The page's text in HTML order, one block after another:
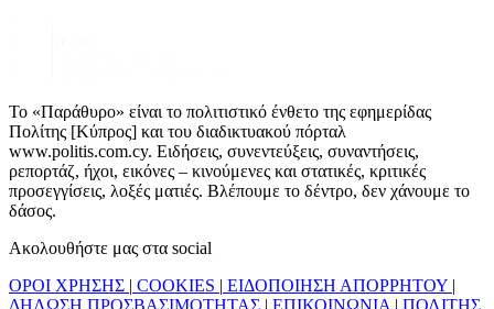
Το «Παράθυρο» είναι το πολιτιστικό ένθετο της εφημερίδας
Πολίτης [Κύπρος] και του διαδικτυακού πόρταλ
www.politis.com.cy. Ειδήσεις, συνεντεύξεις, συναντήσεις,
ρεπορτάζ, ήχοι, εικόνες – κινούμενες και στατικές, κριτικές
προσεγγίσεις, λοξές ματιές. Βλέπουμε το δέντρο, δεν χάνουμε το
δάσος.
Ακολουθήστε μας στα social
ΟΡΟΙ ΧΡΗΣΗΣ | COOKIES | ΕΙΔΟΠΟΙΗΣΗ ΑΠΟΡΡΗΤΟΥ |